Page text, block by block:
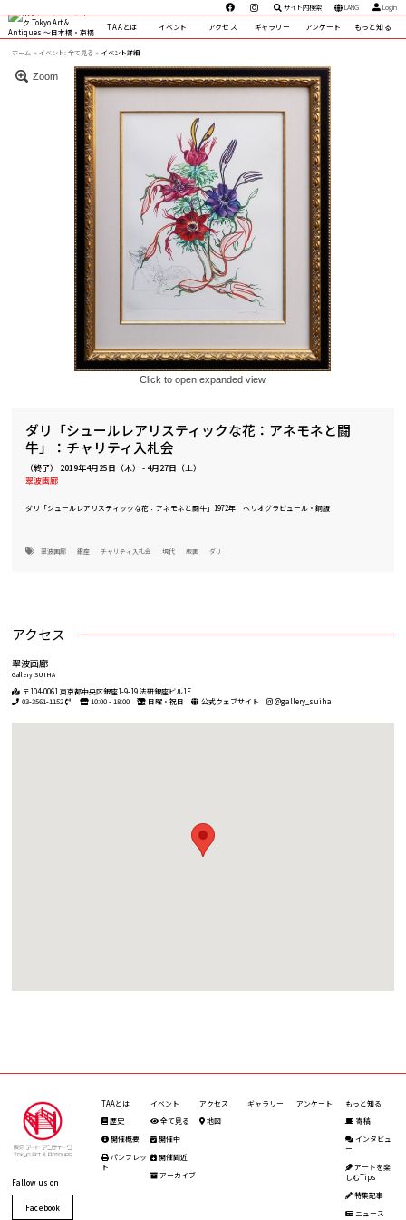
サイト内検索 LANG
Login
TAAとは
イベント アクセス ギャラリー アンケート もっと知る
ホーム イベント:全て見る » イベント詳細
Zoom
Click to open expanded view
ダリ「シュールレアリスティックな花：アネモネと闘
牛」：チャリティ入札会
（終了） 2019年4月25日（木）- 4月27日（土）
翠波画廊
ダリ「シュールレアリスティックな花：アネモネと闘牛」1972年 ヘリオグラビュール・銅版
翠波画廊 銀座 チャリティ入札会 現代 版画 ダリ
アクセス
翠波画廊
Gallery SUIHA
〒104-0061 東京都中央区銀座1-9-19 法研銀座ビル1F
03-3561-1152
10:00 - 18:00 日曜・祝日 公式ウェブサイト @gallery_suiha
Fallow us on
Facebook
TAAとは
歴史
開催概要
パンフレッ
ト
イベント
全て見る
開催中
開催間近
アーカイブ
アクセス
地図
ギャラリー アンケート
もっと知る
寄稿
インタビュ
ー
アートを楽
しむTips
特集記事
ニュース